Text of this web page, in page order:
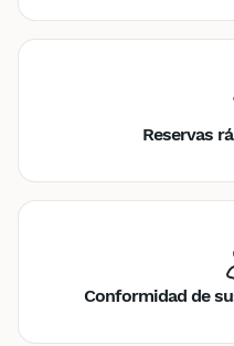
Reservas
Conformidad de